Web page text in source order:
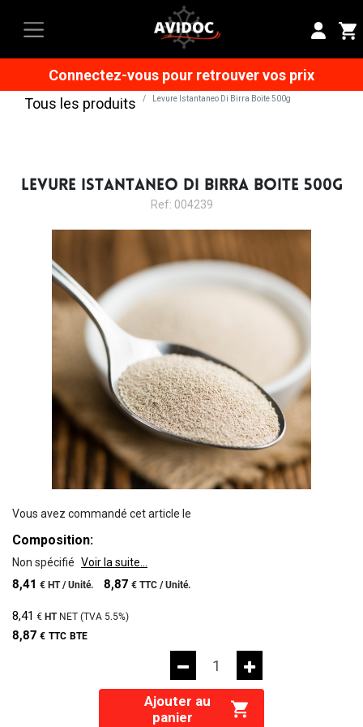
Connectez-vous pour retrouver vos prix
Tous les produits
Levure Istantaneo Di Birra Boite 500g
LEVURE ISTANTANEO DI BIRRA BOITE 500G
Ref: 004239
Vous avez commandé cet article le
Composition:
Non spécifié Voir la suite...
8,41 € HT /Unité. 8,87 € TTC /Unité.
8,41 € HTNET (TVA 5.5%)
8,87 € TTC BTE
Ajouter au
panier